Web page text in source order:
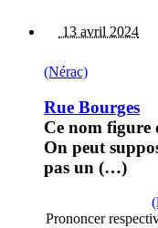
13 avril 2024
(Nérac)
Rue Bourges
Ce nom figure
On peut
pas un (…)
Prononcer